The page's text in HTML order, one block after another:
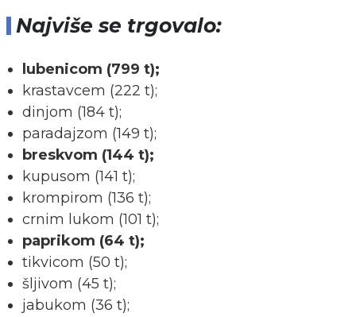
Najviše se trgovalo:
lubenicom (799 t);
krastavcem (222 t);
dinjom (184 t);
paradajzom (149 t);
breskvom (144 t);
kupusom (141 t);
krompirom (136 t);
crnim lukom (101 t);
paprikom (64 t);
tikvicom (50 t);
šljivom (45 t);
jabukom (36 t);